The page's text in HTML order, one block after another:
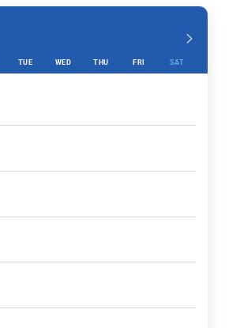
TUE WED THU FRI SAT